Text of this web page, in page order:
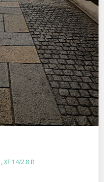
,XF 14/2.8 R